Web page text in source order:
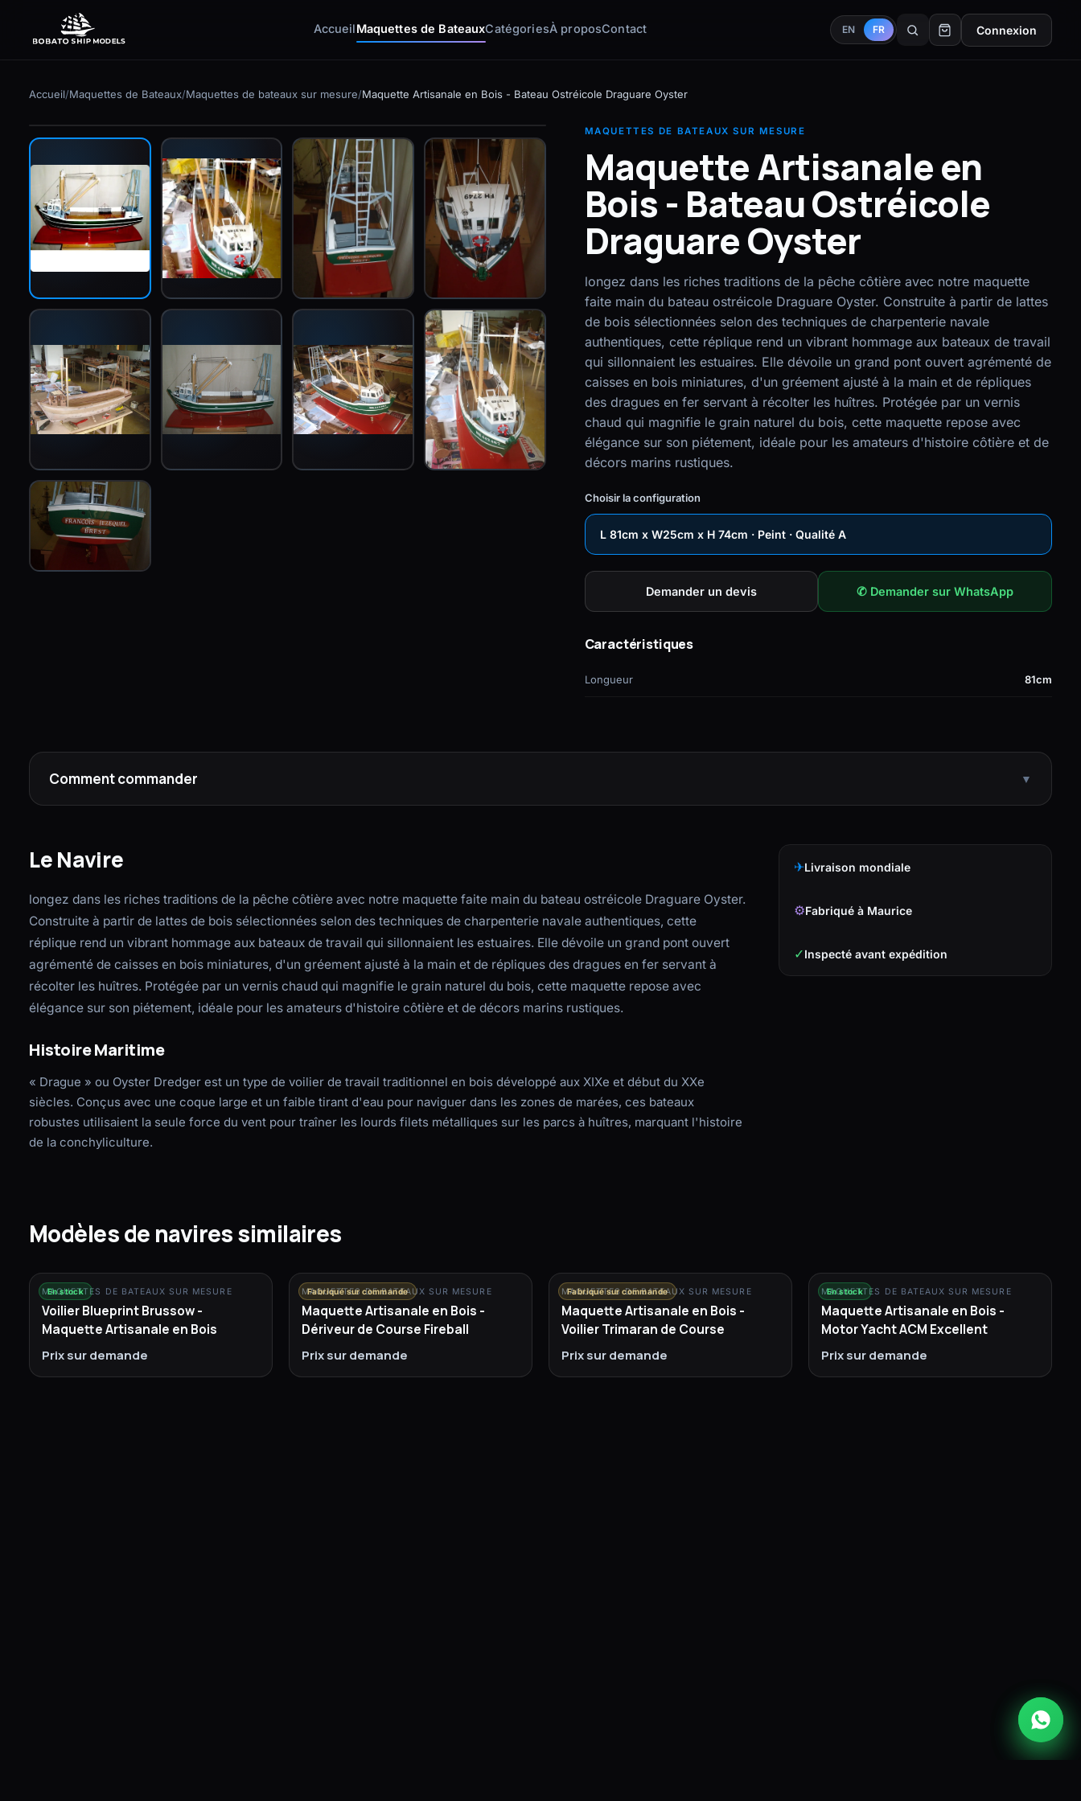
AccueilMaquettes de BateauxCatégoriesÀ proposContact EN FR Connexion
EN FR
Accueil/Maquettes de Bateaux/Maquettes de bateaux sur mesure/Maquette Artisanale en Bois - Bateau Ostréicole Draguare Oyster
Fabriqué sur commande
MAQUETTES DE BATEAUX SUR MESURE
Maquette Artisanale en
Bois - Bateau Ostréicole
Draguare Oyster
longez dans les riches traditions de la pêche côtière avec notre maquette
faite main du bateau ostréicole Draguare Oyster. Construite à partir de lattes
de bois sélectionnées selon des techniques de charpenterie navale
authentiques, cette réplique rend un vibrant hommage aux bateaux de travail
qui sillonnaient les estuaires. Elle dévoile un grand pont ouvert agrémenté de
caisses en bois miniatures, d'un gréement ajusté à la main et de répliques
des dragues en fer servant à récolter les huîtres. Protégée par un vernis
chaud qui magnifie le grain naturel du bois, cette maquette repose avec
élégance sur son piétement, idéale pour les amateurs d'histoire côtière et de
décors marins rustiques.
Choisir la configuration
L 81cm x W25cm x H 74cm · Peint · Qualité A
Demander un devis ✆ Demander sur WhatsApp
Caractéristiques
Longueur 81cm
Comment commander ▼
Le Navire
longez dans les riches traditions de la pêche côtière avec notre maquette faite main du bateau ostréicole Draguare Oyster.
Construite à partir de lattes de bois sélectionnées selon des techniques de charpenterie navale authentiques, cette
réplique rend un vibrant hommage aux bateaux de travail qui sillonnaient les estuaires. Elle dévoile un grand pont ouvert
agrémenté de caisses en bois miniatures, d'un gréement ajusté à la main et de répliques des dragues en fer servant à
récolter les huîtres. Protégée par un vernis chaud qui magnifie le grain naturel du bois, cette maquette repose avec
élégance sur son piétement, idéale pour les amateurs d'histoire côtière et de décors marins rustiques.
Histoire Maritime
« Drague » ou Oyster Dredger est un type de voilier de travail traditionnel en bois développé aux XIXe et début du XXe
siècles. Conçus avec une coque large et un faible tirant d'eau pour naviguer dans les zones de marées, ces bateaux
robustes utilisaient la seule force du vent pour traîner les lourds filets métalliques sur les parcs à huîtres, marquant l'histoire
de la conchyliculture.
✈Livraison mondiale
⚙Fabriqué à Maurice
✓Inspecté avant expédition
Modèles de navires similaires
En stock
MAQUETTES DE BATEAUX SUR MESURE
Voilier Blueprint Brussow -
Maquette Artisanale en Bois
Prix sur demande
Fabriqué sur commande
MAQUETTES DE BATEAUX SUR MESURE
Maquette Artisanale en Bois -
Dériveur de Course Fireball
Prix sur demande
Fabriqué sur commande
MAQUETTES DE BATEAUX SUR MESURE
Maquette Artisanale en Bois -
Voilier Trimaran de Course
Prix sur demande
En stock
MAQUETTES DE BATEAUX SUR MESURE
Maquette Artisanale en Bois -
Motor Yacht ACM Excellent
Prix sur demande